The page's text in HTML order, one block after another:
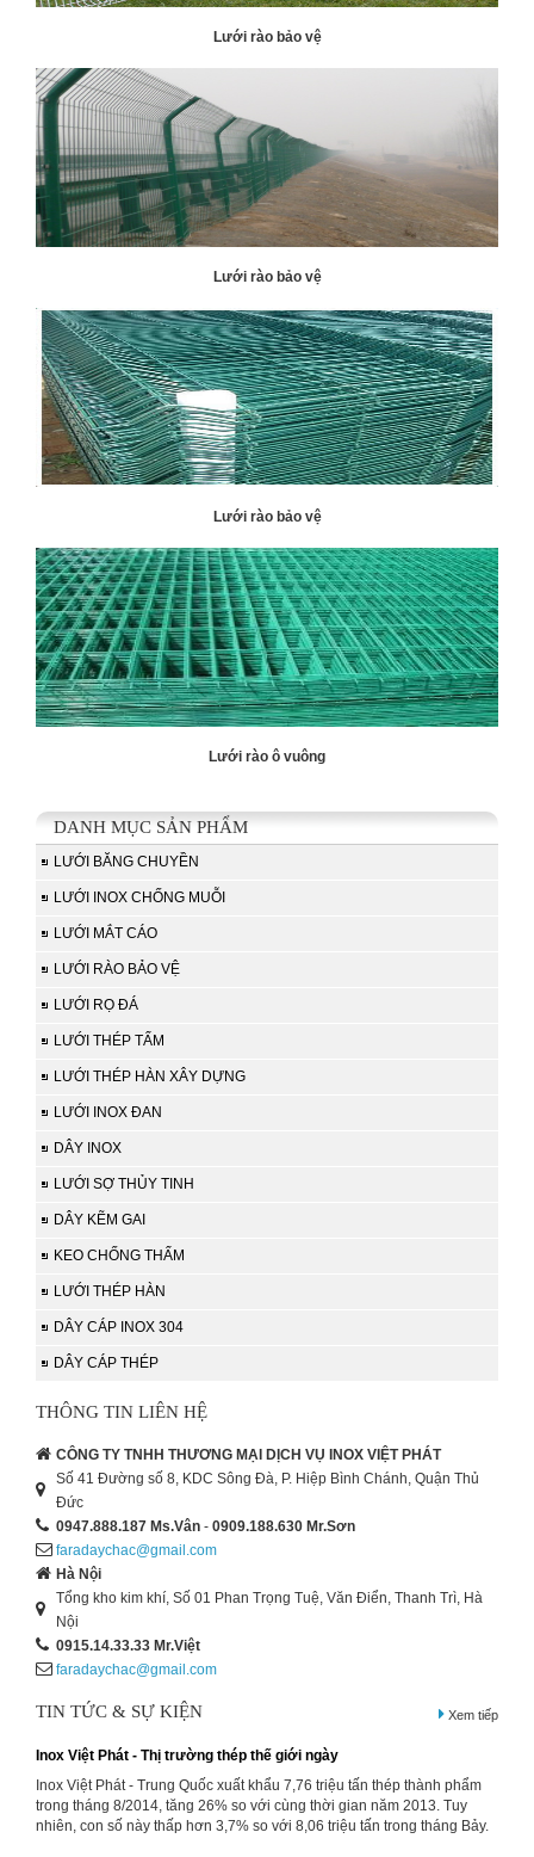
Lưới rào bảo vệ
Lưới rào bảo vệ
Lưới rào bảo vệ
Lưới rào ô vuông
DANH MỤC SẢN PHẨM
LƯỚI BĂNG CHUYỀN
LƯỚI INOX CHỐNG MUỖI
LƯỚI MẮT CÁO
LƯỚI RÀO BẢO VỆ
LƯỚI RỌ ĐÁ
LƯỚI THÉP TẤM
LƯỚI THÉP HÀN XÂY DỰNG
LƯỚI INOX ĐAN
DÂY INOX
LƯỚI SỢ THỦY TINH
DÂY KẼM GAI
KEO CHỐNG THẤM
LƯỚI THÉP HÀN
DÂY CÁP INOX 304
DÂY CÁP THÉP
THÔNG TIN LIÊN HỆ
CÔNG TY TNHH THƯƠNG MẠI DỊCH VỤ INOX VIỆT PHÁT
Số 41 Đường số 8, KDC Sông Đà, P. Hiệp Bình Chánh, Quận Thủ
Đức
0947.888.187 Ms.Vân - 0909.188.630 Mr.Sơn
faradaychac@gmail.com
Hà Nội
Tổng kho kim khí, Số 01 Phan Trọng Tuệ, Văn Điển, Thanh Trì, Hà
Nội
0915.14.33.33 Mr.Việt
faradaychac@gmail.com
TIN TỨC & SỰ KIỆN Xem tiếp
Inox Việt Phát - Thị trường thép thế giới ngày
Inox Việt Phát - Trung Quốc xuất khẩu 7,76 triệu tấn thép thành phẩm
trong tháng 8/2014, tăng 26% so với cùng thời gian năm 2013. Tuy
nhiên, con số này thấp hơn 3,7% so với 8,06 triệu tấn trong tháng Bảy.